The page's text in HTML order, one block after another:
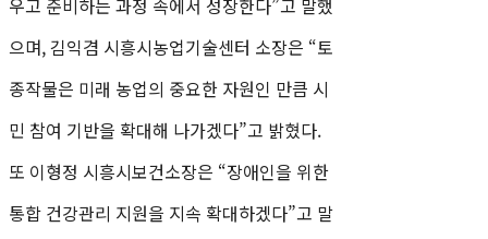
우고 준비하는 과정 속에서 성장한다”고 말했
으며, 김익겸 시흥시농업기술센터 소장은 “토
종작물은 미래 농업의 중요한 자원인 만큼 시
민 참여 기반을 확대해 나가겠다”고 밝혔다.
또 이형정 시흥시보건소장은 “장애인을 위한
통합 건강관리 지원을 지속 확대하겠다”고 말